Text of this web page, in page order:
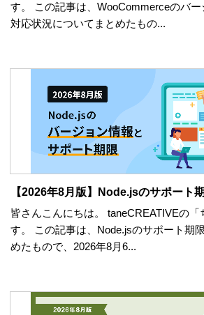
す。 この記事は、WooCommerceのバ
対応状況についてまとめたもの...
【2026年8月版】Node.jsのサポート
皆さんこんにちは。 taneCREATIVEの
す。 この記事は、Node.jsのサポート期
めたもので、2026年8月6...